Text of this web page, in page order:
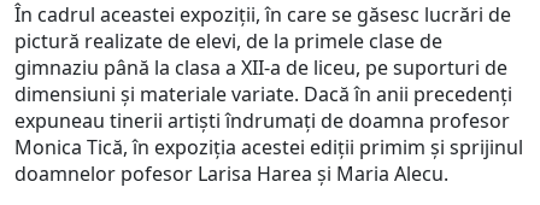
În cadrul aceastei expoziții, în care se găsesc lucrări de
pictură realizate de elevi, de la primele clase de
gimnaziu până la clasa a XII-a de liceu, pe suporturi de
dimensiuni și materiale variate. Dacă în anii precedenți
expuneau tinerii artiști îndrumați de doamna profesor
Monica Tică, în expoziția acestei ediții primim și sprijinul
doamnelor pofesor Larisa Harea și Maria Alecu.